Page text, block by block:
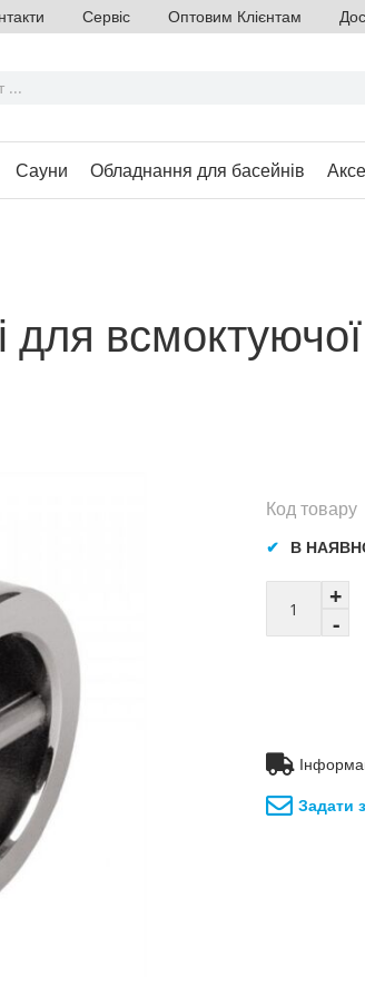
Сервіс Оптовим Клієнтам
Сауни Обладнання для басейнів
для
В
Код товару
Задати